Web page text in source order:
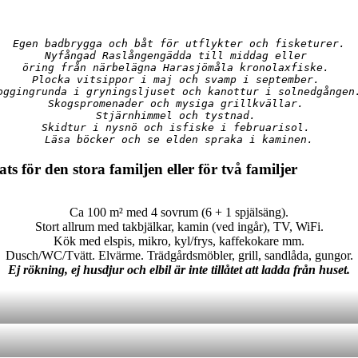
Egen badbrygga och båt för utflykter och fisketurer.
Nyfångad Raslångengädda till middag eller
öring från närbelägna Harasjömåla kronolaxfiske.
Plocka vitsippor i maj och svamp i september.
i gryningsljuset och kanottur i
Skogspromenader och mysiga grillkvällar.
Stjärnhimmel och tystnad.
Skidtur i nysnö och isfiske i februarisol.
Läsa böcker och se elden spraka i kaminen.
för den stora familjen eller för två familjer
Ca 100 m² med 4 sovrum (6 + 1 spjälsäng).
Stort allrum med takbjälkar, kamin (ved ingår), TV, WiFi.
Kök med elspis, mikro, kyl/frys, kaffekokare mm.
Dusch/WC/Tvätt. Elvärme. Trädgårdsmöbler, grill, sandlåda, gungor.
Ej rökning, ej husdjur och elbil är inte tillåtet att ladda från huset.